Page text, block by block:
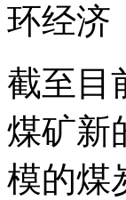
环经济
截至目
煤矿新
模的煤